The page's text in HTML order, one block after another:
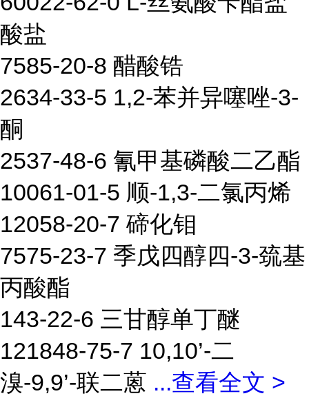
酸盐
7585-20-8 醋酸锆
2634-33-5 1,2-苯并异噻唑-3-
酮
2537-48-6 氰甲基磷酸二乙酯
10061-01-5 顺-1,3-二氯丙烯
12058-20-7 碲化钼
7575-23-7 季戊四醇四-3-巯基
丙酸酯
143-22-6 三甘醇单丁醚
121848-75-7 10,10’-二
溴-9,9’-联二蒽 ...查看全文 >